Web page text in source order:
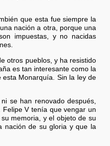
que esta fue siempre la
nación a otra, porque una
impuestas, y no nacidas
otros pueblos, y ha resistido
es tan interesante como la
Monarquía. Sin la ley de
se han renovado después,
V tenía que vengar un
memoria, y el objeto de su
nación de su gloria y que la